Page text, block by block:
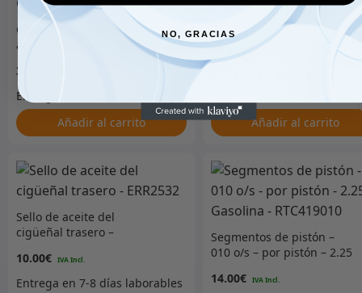
Conjunto de pistón con
anillos – 030 o/s – 2.25
39.00
Añadir al carrito
Juego de juntas de
extremo inferior
28.00
Añadir al carrito
Sello de aceite del
cigüeñal trasero –
10.00€
Segmentos de pistón –
010 o/s – por pistón – 2.25
14.00€
NO, GRACIAS